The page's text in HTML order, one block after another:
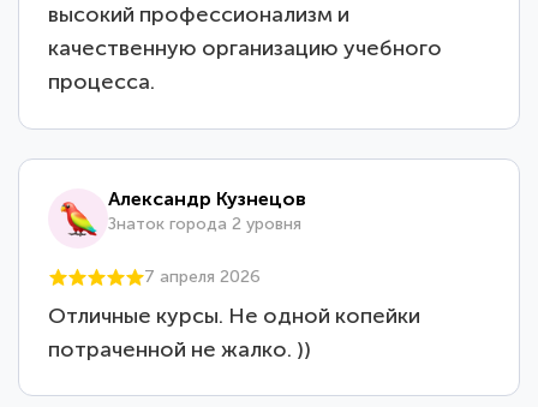
высокий профессионализм и
качественную организацию учебного
процесса.
Александр Кузнецов
Знаток города 2 уровня
7 апреля 2026
Отличные курсы. Не одной копейки
потраченной не жалко. ))